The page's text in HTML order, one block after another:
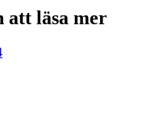
att läsa mer